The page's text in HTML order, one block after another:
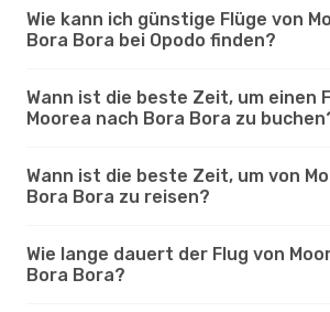
Wie kann ich günstige Flüge von
Bora Bora bei Opodo finden?
Wann ist die beste Zeit, um einen
Moorea nach Bora Bora zu
Wann ist die beste Zeit, um von
Bora Bora zu reisen?
Wie lange dauert der Flug von
Bora Bora?